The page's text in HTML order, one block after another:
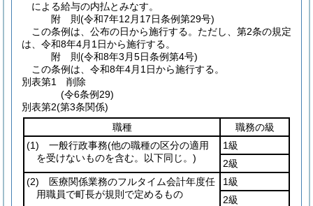
による給与の内払とみなす。
附 則(令和7年12月17日条例第29号)
この条例は、公布の日から施行する。 ただし、第2条の規定
は、令和8年4月1日から施行する。
附 則(令和8年3月5日条例第4号)
この条例は、令和8年4月1日から施行する。
別表第1
削除
(令6条例29)
別表第2(第3条関係)
職種
職務の級
(1) 一般行政事務(他の職種の区分の適用
を受けないものを含む。以下同じ。)
1級
2級
(2) 医療関係業務のフルタイム会計年度任
用職員で町長が規則で定めるもの
1級
2級